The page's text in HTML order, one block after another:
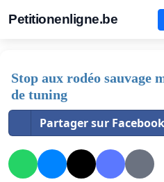
Petitionenligne.be
Stop aux rodéo sauvage
de tuning
Partager sur Facebook